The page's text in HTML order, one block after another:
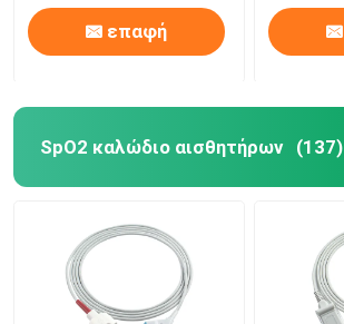
επαφή
SpO2 καλώδιο αισθητήρων (137)